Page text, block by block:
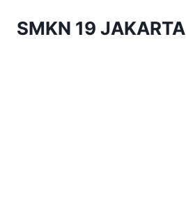
SMKN 19 JAKARTA